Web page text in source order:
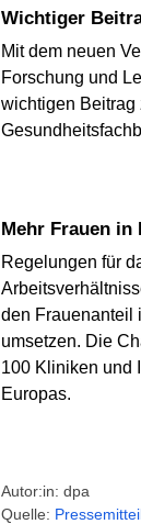
Wichtiger
Mit dem neuen
Forschung und
wichtigen Beitrag
Mehr Frauen
Regelungen für
den Frauenanteil
umsetzen. Die
100 Kliniken und
Europas.
Autor:in: dpa
Quelle: